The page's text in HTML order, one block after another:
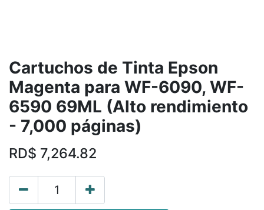
Cartuchos de Tinta Epson
Magenta para WF-6090, WF-
6590 69ML (Alto rendimiento
- 7,000 páginas)
RD$ 7,264.82